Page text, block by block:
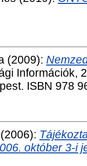
(2009):
Információk,
ISBN 978
(2006):
október 3-i